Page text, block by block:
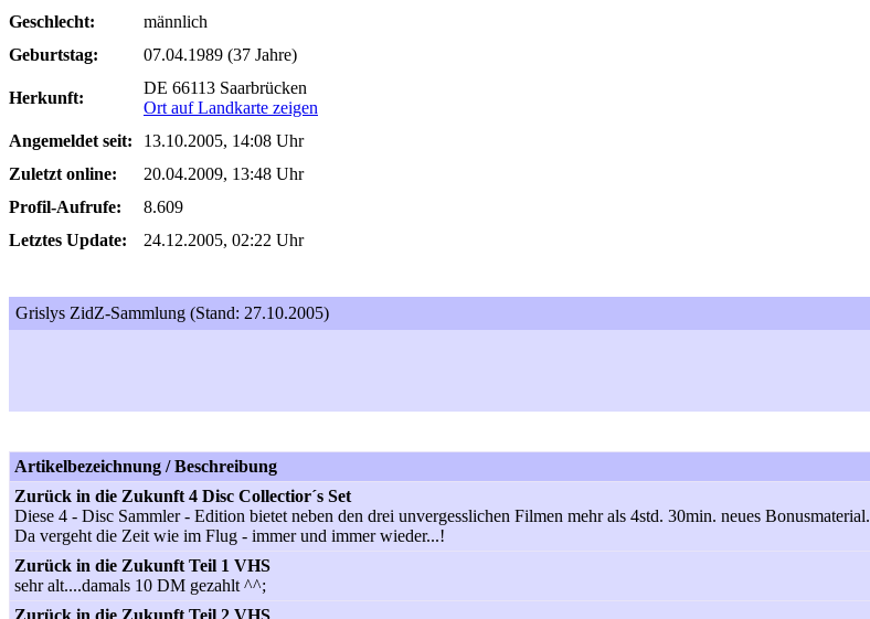
Geschlecht:
männlich
Geburtstag:
07.04.1989 (37 Jahre)
Herkunft:
DE 66113 Saarbrücken
Ort auf Landkarte zeigen
Angemeldet seit:
13.10.2005, 14:08 Uhr
Zuletzt online:
20.04.2009, 13:48 Uhr
Profil-Aufrufe:
8.609
Letztes Update:
24.12.2005, 02:22 Uhr
Grislys ZidZ-Sammlung (Stand: 27.10.2005)
Artikelbezeichnung / Beschreibung
Zurück in die Zukunft 4 Disc Collectior´s Set
Diese 4 - Disc Sammler - Edition bietet neben den drei unvergesslichen Filmen mehr als 4std. 30min. neues Bonusmaterial.
Da vergeht die Zeit wie im Flug - immer und immer wieder...!
Zurück in die Zukunft Teil 1 VHS
sehr alt....damals 10 DM gezahlt ^^;
Zurück in die Zukunft Teil 2 VHS